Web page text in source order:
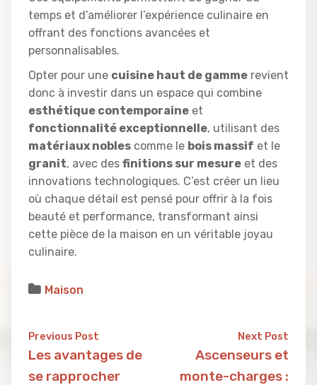
temps et d’améliorer l’expérience culinaire en
offrant des fonctions avancées et
personnalisables.
Opter pour une cuisine haut de gamme revient
donc à investir dans un espace qui combine
esthétique contemporaine et
fonctionnalité exceptionnelle, utilisant des
matériaux nobles comme le bois massif et le
granit, avec des finitions sur mesure et des
innovations technologiques. C’est créer un lieu
où chaque détail est pensé pour offrir à la fois
beauté et performance, transformant ainsi
cette pièce de la maison en un véritable joyau
culinaire.
Maison
Previous Post
Les avantages de
se rapprocher
Next Post
Ascenseurs et
monte-charges :